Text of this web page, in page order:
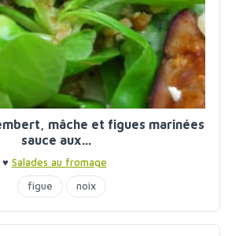
mâche et figues marinées
sauce aux...
♥ Salades au fromage
figue
noix